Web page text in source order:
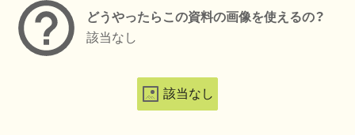
どうやったらこの資料の画像を使えるの？
該当なし
該当なし